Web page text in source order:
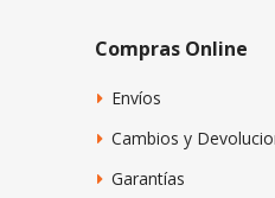
Compras Online
Envíos
Cambios y
Garantías